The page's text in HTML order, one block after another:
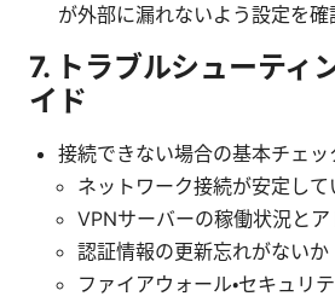
が外部に漏れないよう設定を確
7. トラブルシューティ
イド
接続できない場合の基本チェッ
ネットワーク接続が安定して
VPNサーバーの稼働状況と
認証情報の更新忘れがないか
ファイアウォール・セキュリ